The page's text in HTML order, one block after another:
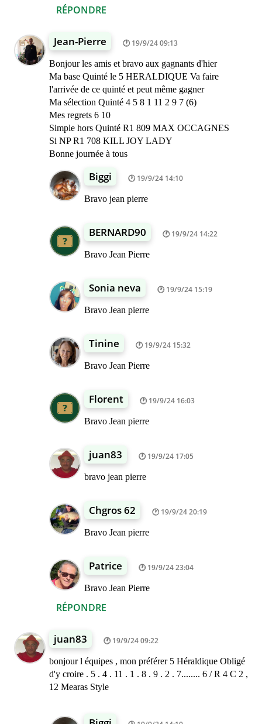
RÉPONDRE
Jean-Pierre 19/9/24 09:13
Bonjour les amis et bravo aux gagnants d'hier
Ma base Quinté le 5 HERALDIQUE Va faire
l'arrivée de ce quinté et peut même gagner
Ma sélection Quinté 4 5 8 1 11 2 9 7 (6)
Mes regrets 6 10
Simple hors Quinté R1 809 MAX OCCAGNES
Si NP R1 708 KILL JOY LADY
Bonne journée à tous
RÉPONDRE
Biggi 19/9/24 14:10
Bravo jean pierre
BERNARD90 19/9/24 14:22
Bravo Jean Pierre
Sonia neva 19/9/24 15:19
Bravo Jean pierre
Tinine 19/9/24 15:32
Bravo Jean Pierre
Florent 19/9/24 16:03
Bravo Jean pierre
juan83 19/9/24 17:05
bravo jean pierre
Chgros 62 19/9/24 20:19
Bravo Jean pierre
Patrice 19/9/24 23:04
Bravo Jean Pierre
juan83 19/9/24 09:22
bonjour l équipes , mon préférer 5 Héraldique Obligé
d'y croire . 5 . 4 . 11 . 1 . 8 . 9 . 2 . 7........ 6 / R 4 C 2 ,
12 Mearas Style